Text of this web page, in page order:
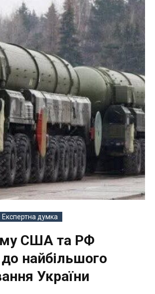
Експертна думка
США та РФ
найбільшого
України